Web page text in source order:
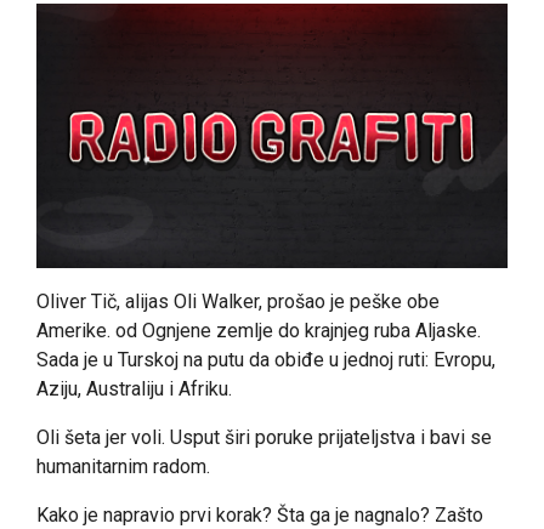
Oliver Tič, alijas Oli Walker, prošao je peške obe
Amerike. od Ognjene zemlje do krajnjeg ruba Aljaske.
Sada je u Turskoj na putu da obiđe u jednoj ruti: Evropu,
Aziju, Australiju i Afriku.
Oli šeta jer voli. Usput širi poruke prijateljstva i bavi se
humanitarnim radom.
Kako je napravio prvi korak? Šta ga je nagnalo? Zašto